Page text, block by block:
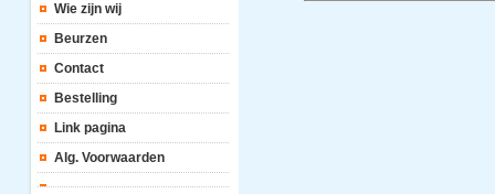
Wie zijn wij
Beurzen
Contact
Bestelling
Link pagina
Alg. Voorwaarden